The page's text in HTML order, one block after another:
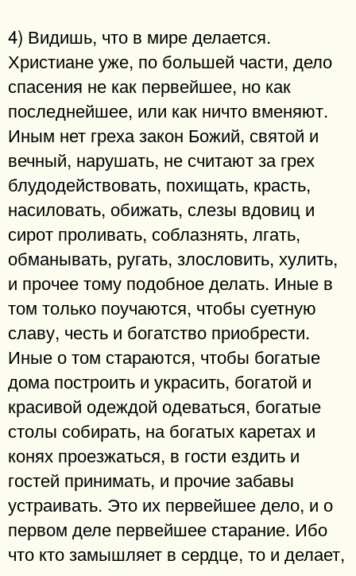
4) Видишь, что в мире делается.
Христиане уже, по большей части, дело
спасения не как первейшее, но как
последнейшее, или как ничто вменяют.
Иным нет греха закон Божий, святой и
вечный, нарушать, не считают за грех
блудодействовать, похищать, красть,
насиловать, обижать, слезы вдовиц и
сирот проливать, соблазнять, лгать,
обманывать, ругать, злословить, хулить,
и прочее тому подобное делать. Иные в
том только поучаются, чтобы суетную
славу, честь и богатство приобрести.
Иные о том стараются, чтобы богатые
дома построить и украсить, богатой и
красивой одеждой одеваться, богатые
столы собирать, на богатых каретах и
конях проезжаться, в гости ездить и
гостей принимать, и прочие забавы
устраивать. Это их первейшее дело, и о
первом деле первейшее старание. Ибо
что кто замышляет в сердце, то и делает,